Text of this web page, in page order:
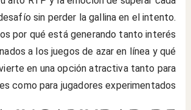
sin perder la gallina en el intento.
por qué está generando tanto interés
a los juegos de azar en línea y qué
en una opción atractiva tanto para
como para jugadores experimentados.